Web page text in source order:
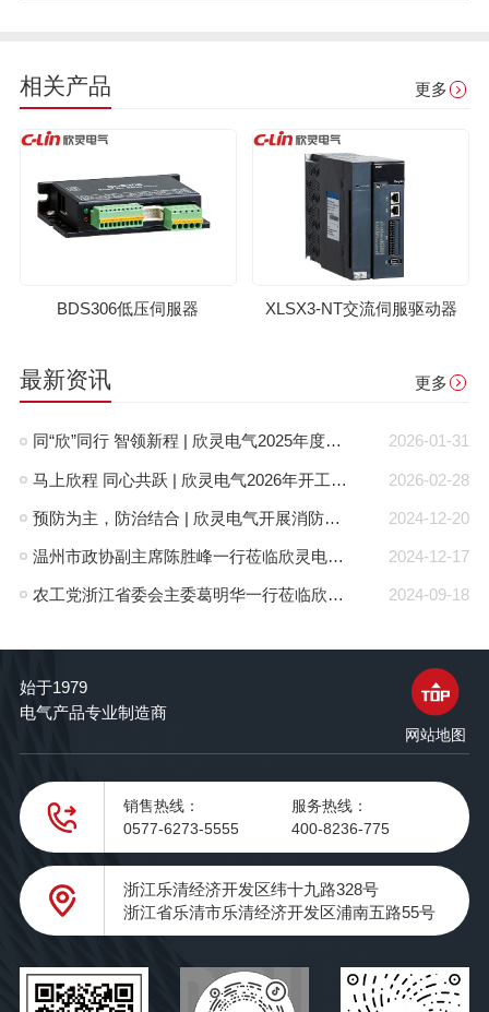
相关产品 更多
BDS306低压伺服器 XLSX3-NT交流伺服驱动器
最新资讯 更多
2026-01-31
同“欣”同行 智领新程 | 欣灵电气2025年度表彰总结大会暨新年酒会成功举办！
2026-02-28
马上欣程 同心共跃 | 欣灵电气2026年开工大吉！
2024-12-20
预防为主，防治结合 | 欣灵电气开展消防应急预案演练活动
2024-12-17
温州市政协副主席陈胜峰一行莅临欣灵电气调研指导
2024-09-18
农工党浙江省委会主委葛明华一行莅临欣灵电气考察调研
始于1979
电气产品专业制造商
网站地图
销售热线：
0577-6273-5555
服务热线：
400-8236-775
浙江乐清经济开发区纬十九路328号
浙江省乐清市乐清经济开发区浦南五路55号